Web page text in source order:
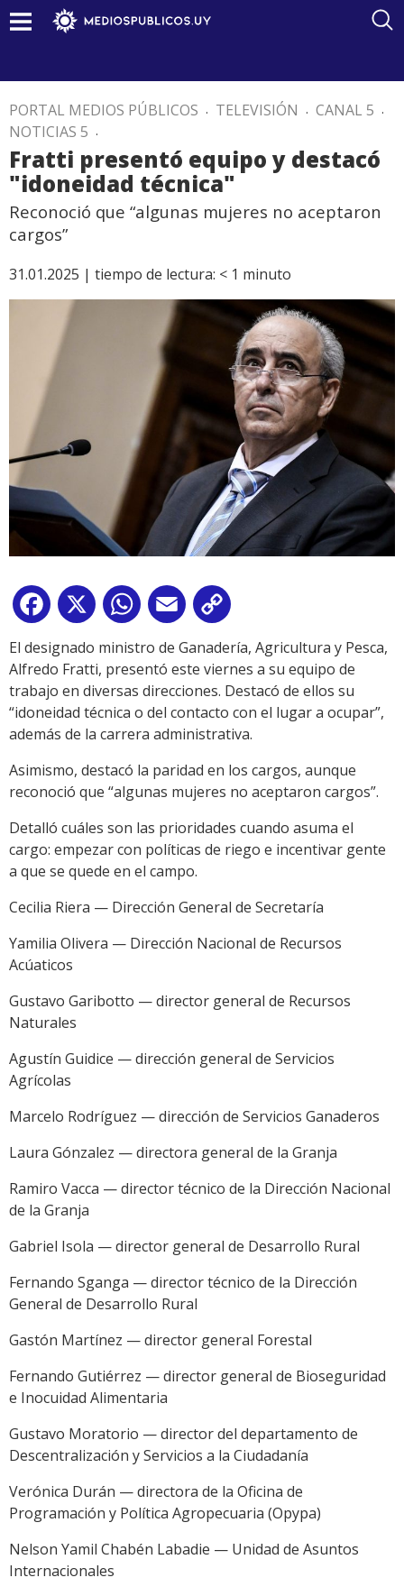
PORTAL MEDIOS PÚBLICOS . TELEVISIÓN . CANAL 5 .
NOTICIAS 5 .
Fratti presentó equipo y destacó
"idoneidad técnica"
Reconoció que “algunas mujeres no aceptaron
cargos”
31.01.2025 | tiempo de lectura: < 1 minuto
Facebook
X WhatsApp
Email
Link
El designado ministro de Ganadería, Agricultura y Pesca,
Alfredo Fratti, presentó este viernes a su equipo de
trabajo en diversas direcciones. Destacó de ellos su
“idoneidad técnica o del contacto con el lugar a ocupar”,
además de la carrera administrativa.
Asimismo, destacó la paridad en los cargos, aunque
reconoció que “algunas mujeres no aceptaron cargos”.
Detalló cuáles son las prioridades cuando asuma el
cargo: empezar con políticas de riego e incentivar gente
a que se quede en el campo.
Cecilia Riera — Dirección General de Secretaría
Yamilia Olivera — Dirección Nacional de Recursos
Acúaticos
Gustavo Garibotto — director general de Recursos
Naturales
Agustín Guidice — dirección general de Servicios
Agrícolas
Marcelo Rodríguez — dirección de Servicios Ganaderos
Laura Gónzalez — directora general de la Granja
Ramiro Vacca — director técnico de la Dirección Nacional
de la Granja
Gabriel Isola — director general de Desarrollo Rural
Fernando Sganga — director técnico de la Dirección
General de Desarrollo Rural
Gastón Martínez — director general Forestal
Fernando Gutiérrez — director general de Bioseguridad
e Inocuidad Alimentaria
Gustavo Moratorio — director del departamento de
Descentralización y Servicios a la Ciudadanía
Verónica Durán — directora de la Oficina de
Programación y Política Agropecuaria (Opypa)
Nelson Yamil Chabén Labadie — Unidad de Asuntos
Internacionales